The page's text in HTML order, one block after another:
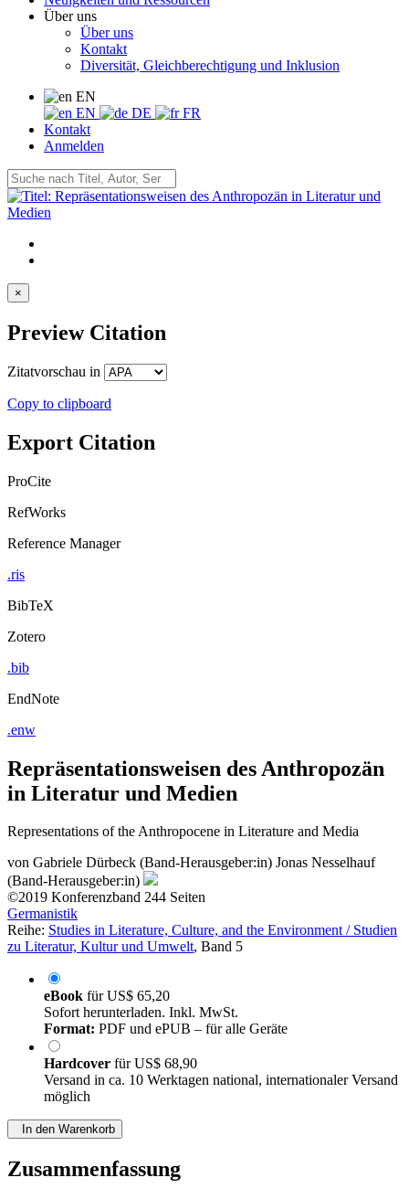
Über uns
Über uns
Kontakt
Diversität, Gleichberechtigung und Inklusion
EN
EN
DE
FR
Kontakt
Anmelden
in Literatur und Medien
(Band-Herausgeber:in)
©2019 Konferenzband 244 Seiten
Germanistik
Reihe:Studies in Literature, Culture, and the Environment / Studien
zu Literatur, Kultur und Umwelt, Band 5
eBook
Sofort herunterladen. Inkl. MwSt.
Format:PDF und ePUB – für alle Geräte
Hardcover
Versand in ca. 10 Werktagen national, internationaler Versand
möglich